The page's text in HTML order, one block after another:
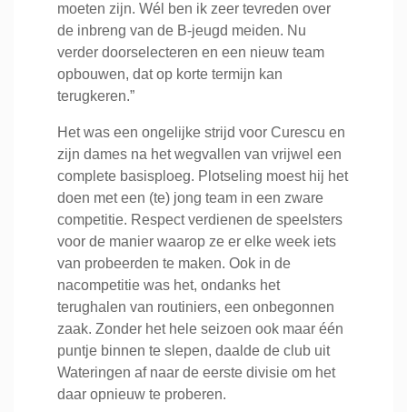
moeten zijn. Wél ben ik zeer tevreden over
de inbreng van de B-jeugd meiden. Nu
verder doorselecteren en een nieuw team
opbouwen, dat op korte termijn kan
terugkeren.”
Het was een ongelijke strijd voor Curescu en
zijn dames na het wegvallen van vrijwel een
complete basisploeg. Plotseling moest hij het
doen met een (te) jong team in een zware
competitie. Respect verdienen de speelsters
voor de manier waarop ze er elke week iets
van probeerden te maken. Ook in de
nacompetitie was het, ondanks het
terughalen van routiniers, een onbegonnen
zaak. Zonder het hele seizoen ook maar één
puntje binnen te slepen, daalde de club uit
Wateringen af naar de eerste divisie om het
daar opnieuw te proberen.